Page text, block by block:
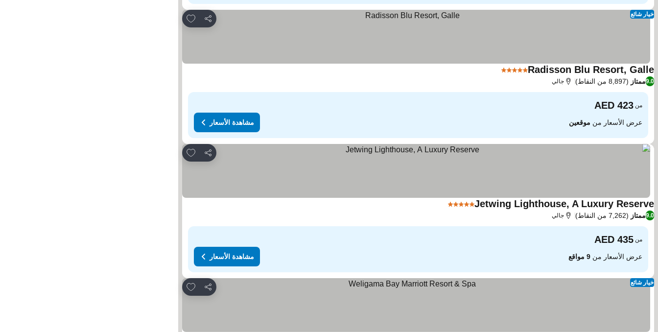
مشاركة
Add to favorites خيار شائع
Radisson Blu Resort, Galle5 عدد النجوم
9.0ممتاز (8,897 من النقاط) جالي
من
عرض الأسعار من موقعين مشاهدة الأسعار
مشاركة
Add to favorites
Jetwing Lighthouse, A Luxury Reserve5 عدد النجوم
9.0ممتاز (7,262 من النقاط) جالي
من
عرض الأسعار من 9 مواقع مشاهدة الأسعار
مشاركة
Add to favorites خيار شائع